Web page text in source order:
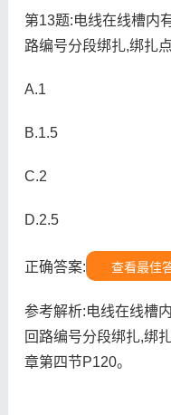
第13题:电线在线槽内
路编号分段绑扎,绑扎
A.1
B.1.5
C.2
D.2.5
正确答案: 查看最佳
参考解析:电线在线槽
回路编号分段绑扎,绑
章第四节P120。